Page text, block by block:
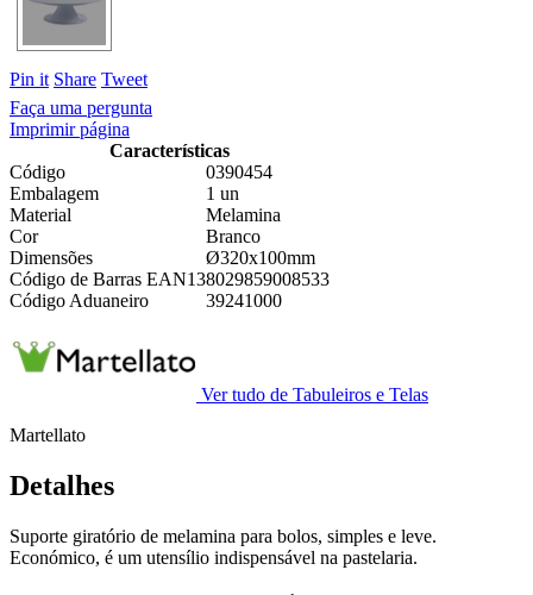
Pin it Share Tweet
Faça uma pergunta
Imprimir página
Características
Código
0390454
Embalagem
1 un
Material
Melamina
Cor
Branco
Dimensões
Ø320x100mm
Código de Barras EAN138029859008533
Código Aduaneiro
39241000
Ver tudo de Tabuleiros e Telas
Martellato
Detalhes
Suporte giratório de melamina para bolos, simples e leve.
Económico, é um utensílio indispensável na pastelaria.